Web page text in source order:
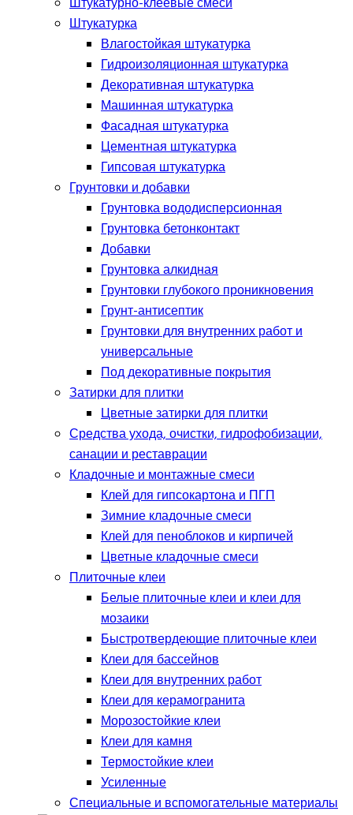
Штукатурка
Влагостойкая штукатурка
Гидроизоляционная штукатурка
Декоративная штукатурка
Машинная штукатурка
Фасадная штукатурка
Цементная штукатурка
Гипсовая штукатурка
Грунтовки и добавки
Грунтовка вододисперсионная
Грунтовка бетонконтакт
Добавки
Грунтовка алкидная
Грунтовки глубокого проникновения
Грунт-антисептик
Грунтовки для внутренних работ и
универсальные
Под декоративные покрытия
Затирки для плитки
Цветные затирки для плитки
Средства ухода, очистки, гидрофобизации,
санации и реставрации
Кладочные и монтажные смеси
Клей для гипсокартона и ПГП
Зимние кладочные смеси
Клей для пеноблоков и кирпичей
Цветные кладочные смеси
Плиточные клеи
Белые плиточные клеи и клеи для
мозаики
Быстротвердеющие плиточные клеи
Клеи для бассейнов
Клеи для внутренних работ
Клеи для керамогранита
Морозостойкие клеи
Клеи для камня
Термостойкие клеи
Усиленные
Специальные и вспомогательные материалы